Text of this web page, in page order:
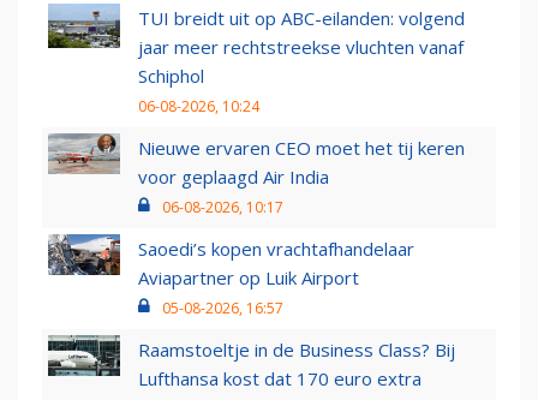
TUI breidt uit op ABC-eilanden: volgend
jaar meer rechtstreekse vluchten vanaf
Schiphol
06-08-2026, 10:24
Nieuwe ervaren CEO moet het tij keren
voor geplaagd Air India
06-08-2026, 10:17
Saoedi’s kopen vrachtafhandelaar
Aviapartner op Luik Airport
05-08-2026, 16:57
Raamstoeltje in de Business Class? Bij
Lufthansa kost dat 170 euro extra